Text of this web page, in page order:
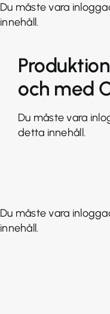
Fortsätt
till
Du måste vara
innehåll.
och med
Du måste vara
detta innehåll.
Du måste vara
innehåll.